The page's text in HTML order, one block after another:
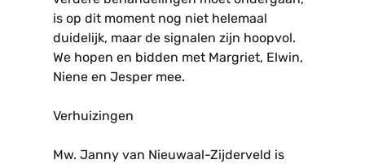
is op dit moment nog niet helemaal
duidelijk, maar de signalen zijn hoopvol.
We hopen en bidden met Margriet, Elwin,
Niene en Jesper mee.
Verhuizingen
Mw. Janny van Nieuwaal-Zijderveld is